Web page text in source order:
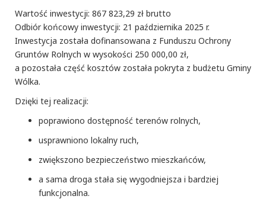
Wartość inwestycji: 867 823,29 zł brutto
Odbiór końcowy inwestycji: 21 października 2025 r.
Inwestycja została dofinansowana z Funduszu Ochrony
Gruntów Rolnych w wysokości 250 000,00 zł,
a pozostała część kosztów została pokryta z budżetu Gminy
Wólka.
Dzięki tej realizacji:
poprawiono dostępność terenów rolnych,
usprawniono lokalny ruch,
zwiększono bezpieczeństwo mieszkańców,
a sama droga stała się wygodniejsza i bardziej
funkcjonalna.